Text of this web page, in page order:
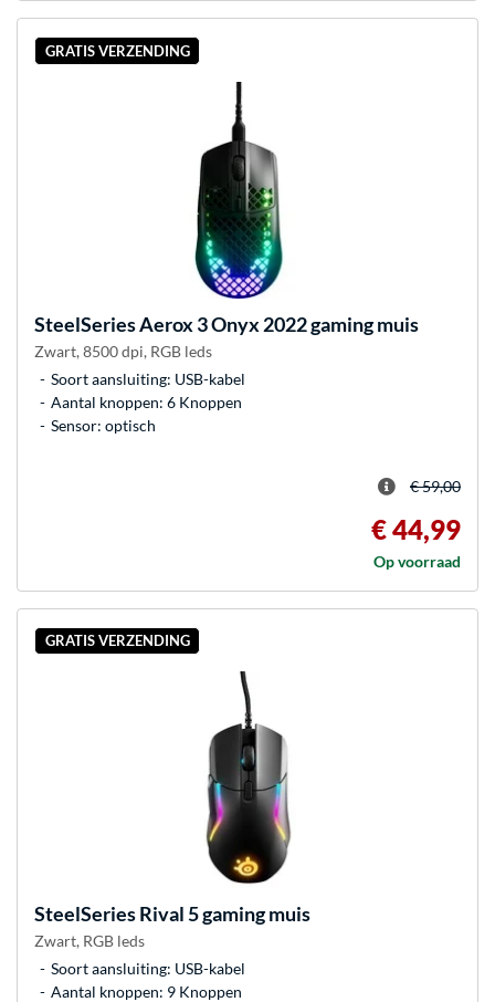
GRATIS VERZENDING
SteelSeriesAerox 3 Onyx 2022 gaming muis
Zwart, 8500 dpi, RGB leds
Soort aansluiting: USB-kabel
Aantal knoppen: 6 Knoppen
Sensor: optisch
€ 59,00
€ 44,99
Op voorraad
GRATIS VERZENDING
SteelSeriesRival 5 gaming muis
Zwart, RGB leds
Soort aansluiting: USB-kabel
Aantal knoppen: 9 Knoppen